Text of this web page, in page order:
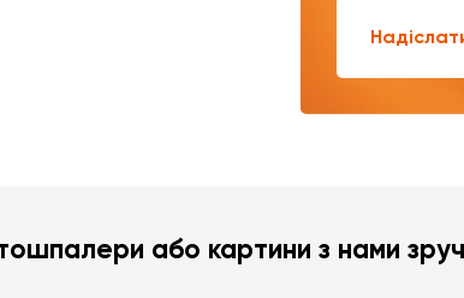
або картини з нами